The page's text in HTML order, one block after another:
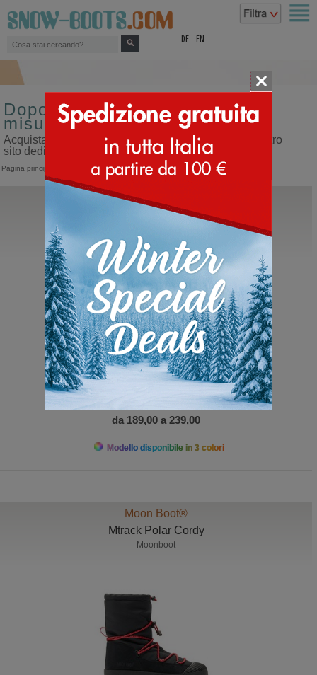
DE EN
Doposci di lusso da uomo
misura 45
Acquista doposci di lusso da uomo misura 45 sul nostro
sito dedicato ai doposci
Pagina principale >Doposci>Doposci di lusso
Timberland
6 INCH Premium Boot
da 189,00 a 239,00
Modello disponibile in 3 colori
Moon Boot®
Mtrack Polar Cordy
Moonboot